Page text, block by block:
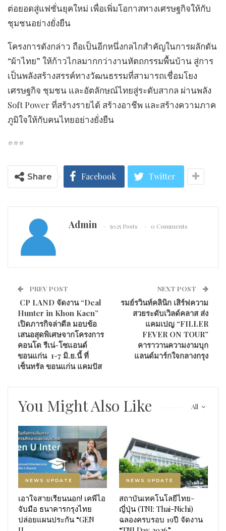
ต่อยอดสู่แฟชั่นยุคใหม่ เพื่อเพิ่มโอกาสทางเศรษฐกิจให้กับ
ชุมชนอย่างยั่งยืน
โครงการดังกล่าว ถือเป็นอีกหนึ่งกลไกสำคัญในการผลักดัน
“ผ้าไทย” ให้ก้าวไกลมากกว่างานหัตถกรรมพื้นบ้าน สู่การ
เป็นพลังสร้างสรรค์ทางวัฒนธรรมที่สามารถเชื่อมโยง
เศรษฐกิจ ชุมชน และอัตลักษณ์ไทยสู่ระดับสากล ผ่านพลัง
Soft Power ที่สร้างรายได้ สร้างอาชีพ และสร้างความภาค
ภูมิใจให้กับคนไทยอย่างยั่งยืน
###
Share Facebook Twitter
Admin 5025 Posts 0 Comments
PREV POST
CP LAND จัดงาน “Deal
Hunter in Khon Kaen”
เปิดภารกิจล่าดีล มอบข้อ
เสนอสุดพิเศษจากโครงการ
คอนโด รีเน่-โซแอนด์
ขอนแก่น 1-7 มิ.ย.นี้ ที่
เซ็นทรัล ขอนแก่น แคมปัส
NEXT POST
รมย์รวินท์คลินิก เสิร์ฟความ
สวยระดับเวิลด์คลาส ส่ง
แคมเปญ “FILLER
FEVER ON TOUR”
คาราวานความงามบุก
แลนด์มาร์กใจกลางกรุง
All
You Might Also Like
NEWS UPDATE
เอาใจสายเรียนนอก! เคพีไอ
จับมือ ธนาคารกรุงไทย
ปล่อยแผนประกัน “GEN
NEWS UPDATE
สถาบันเทคโนโลยีไทย-
ญี่ปุ่น (TNI: Thai-Nichi)
ฉลองครบรอบ 19ปี จัดงาน